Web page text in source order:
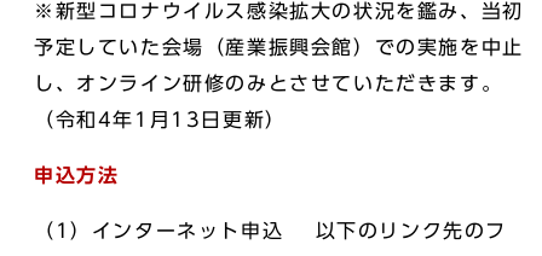
※新型コロナウイルス感染拡大の状況を鑑み、当初
予定していた会場（産業振興会館）での実施を中止
し、オンライン研修のみとさせていただきます。
（令和4年1月13日更新）
申込方法
（1）インターネット申込 以下のリンク先のフ